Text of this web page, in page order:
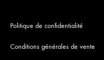
Politique de confidentialité
Conditions générales de vente